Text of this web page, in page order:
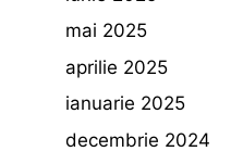
mai 2025
aprilie 2025
ianuarie 2025
decembrie 2024